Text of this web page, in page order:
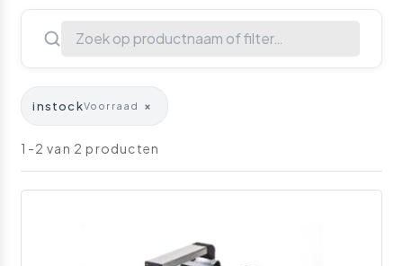
instockVoorraad ×
1-2 van 2 producten